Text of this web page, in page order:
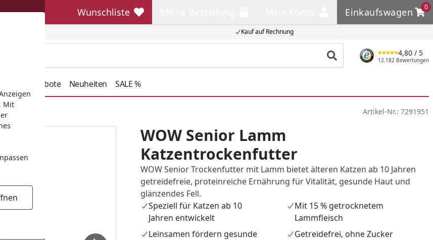
Mit
Kauf auf Rechnung
Wunschliste
Wunschliste Einkaufswagen
0
Einkaufswagen
Produkt suchen
4,80 / 5
12.182 Bewertungen
Angebote Neuheiten SALE %
Artikel-Nr.: 7291951
WOW Senior Lamm
Katzentrockenfutter
WOW Senior Trockenfutter mit Lamm bietet älteren Katzen ab 10 Jahren
getreidefreie, proteinreiche Ernährung für Vitalität, gesunde Haut und
glänzendes Fell.
Speziell für Katzen ab 10
Jahren entwickelt
Mit 15 % getrocknetem
Lammfleisch
Leinsamen fördern gesunde
Getreidefrei, ohne Zucker